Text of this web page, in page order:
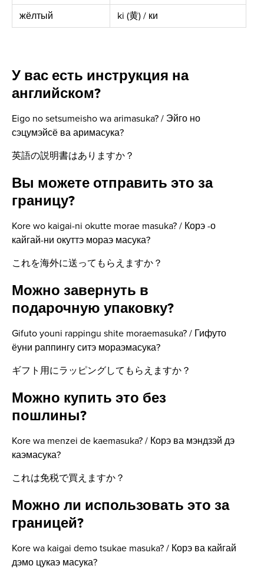
жёлтый ki (黄) / ки
У вас есть инструкция на
английском?
Eigo no setsumeisho wa arimasuka? / Эйго но
сэцумэйсё ва аримасука?
英語の説明書はありますか？
Вы можете отправить это за
границу?
Kore wo kaigai-ni okutte morae masuka? / Корэ -о
кайгай-ни окуттэ мораэ масука?
これを海外に送ってもらえますか？
Можно завернуть в
подарочную упаковку?
Gifuto youni rappingu shite moraemasuka? / Гифуто
ёуни раппингу ситэ мораэмасука?
ギフト用にラッピングしてもらえますか？
Можно купить это без
пошлины?
Kore wa menzei de kaemasuka? / Корэ ва мэндзэй дэ
каэмасука?
これは免税で買えますか？
Можно ли использовать это за
границей?
Kore wa kaigai demo tsukae masuka? / Корэ ва кайгай
дэмо цукаэ масука?